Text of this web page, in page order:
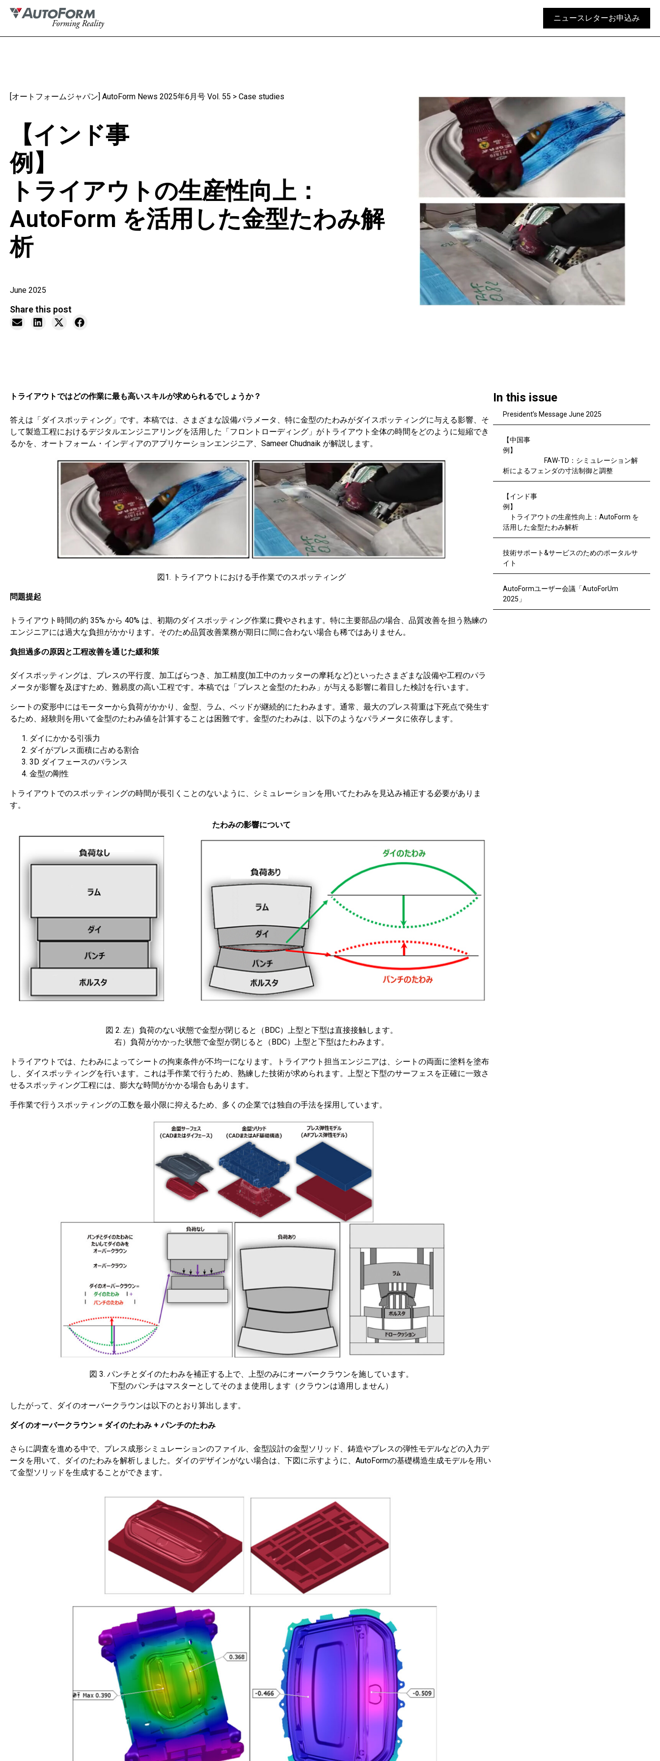
ニュースレターお申込み
[オートフォームジャパン] AutoForm News 2025年6月号 Vol. 55 > Case studies
【インド事
例】
トライアウトの生産性向上：
AutoForm を活用した金型たわみ解
析
June 2025
Share this post
トライアウトではどの作業に最も高いスキルが求められるでしょうか？
答えは「ダイスポッティング」です。本稿では、さまざまな設備パラメータ、特に金型のたわみがダイスポッティングに与える影響、そ
して製造工程におけるデジタルエンジニアリングを活用した「フロントローディング」がトライアウト全体の時間をどのように短縮でき
るかを、オートフォーム・インディアのアプリケーションエンジニア、Sameer Chudnaik が解説します。
図1. トライアウトにおける手作業でのスポッティング
問題提起
トライアウト時間の約 35% から 40% は、初期のダイスポッティング作業に費やされます。特に主要部品の場合、品質改善を担う熟練の
エンジニアには過大な負担がかかります。そのため品質改善業務が期日に間に合わない場合も稀ではありません。
負担過多の原因と工程改善を通じた緩和策
ダイスポッティングは、プレスの平行度、加工ばらつき、加工精度(加工中のカッターの摩耗など)といったさまざまな設備や工程のパラ
メータが影響を及ぼすため、難易度の高い工程です。本稿では「プレスと金型のたわみ」が与える影響に着目した検討を行います。
シートの変形中にはモーターから負荷がかかり、金型、ラム、ベッドが継続的にたわみます。通常、最大のプレス荷重は下死点で発生す
るため、経験則を用いて金型のたわみ値を計算することは困難です。金型のたわみは、以下のようなパラメータに依存します。
ダイにかかる引張力
ダイがプレス面積に占める割合
3D ダイフェースのバランス
金型の剛性
トライアウトでのスポッティングの時間が長引くことのないように、シミュレーションを用いてたわみを見込み補正する必要がありま
す。
たわみの影響について
図 2. 左）負荷のない状態で金型が閉じると（BDC）上型と下型は直接接触します。
右）負荷がかかった状態で金型が閉じると（BDC）上型と下型はたわみます。
トライアウトでは、たわみによってシートの拘束条件が不均一になります。トライアウト担当エンジニアは、シートの両面に塗料を塗布
し、ダイスポッティングを行います。これは手作業で行うため、熟練した技術が求められます。上型と下型のサーフェスを正確に一致さ
せるスポッティング工程には、膨大な時間がかかる場合もあります。
手作業で行うスポッティングの工数を最小限に抑えるため、多くの企業では独自の手法を採用しています。
図 3. パンチとダイのたわみを補正する上で、上型のみにオーバークラウンを施しています。
下型のパンチはマスターとしてそのまま使用します（クラウンは適用しません）
したがって、ダイのオーバークラウンは以下のとおり算出します。
ダイのオーバークラウン = ダイのたわみ + パンチのたわみ
さらに調査を進める中で、プレス成形シミュレーションのファイル、金型設計の金型ソリッド、鋳造やプレスの弾性モデルなどの入力デ
ータを用いて、ダイのたわみを解析しました。ダイのデザインがない場合は、下図に示すように、AutoFormの基礎構造生成モデルを用い
て金型ソリッドを生成することができます。
In this issue
President’s Message June 2025
【中国事
例】
FAW-TD：シミュレーション解
析によるフェンダの寸法制御と調整
【インド事
例】
トライアウトの生産性向上：AutoForm を
活用した金型たわみ解析
技術サポート&サービスのためのポータルサ
イト
AutoFormユーザー会議「AutoForUm
2025」